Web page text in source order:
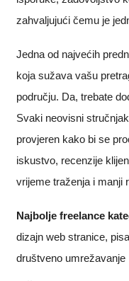
zahvaljujući čemu je
Jedna od najvećih
koja sužava vašu
području. Da, trebate
Svaki neovisni
provjeren kako bi se
iskustvo, recenzije
vrijeme traženja i manji
Najbolje freelance
dizajn web stranice,
društveno umrežavanje